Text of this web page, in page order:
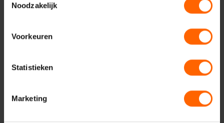
Noodzakelijk
Voorkeuren
Statistieken
Marketing